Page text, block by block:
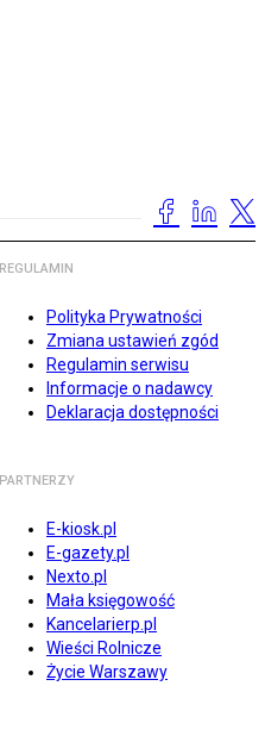
REGULAMIN
Polityka Prywatności
Zmiana ustawień zgód
Regulamin serwisu
Informacje o nadawcy
Deklaracja dostępności
PARTNERZY
E-kiosk.pl
E-gazety.pl
Nexto.pl
Mała księgowość
Kancelarierp.pl
Wieści Rolnicze
Życie Warszawy